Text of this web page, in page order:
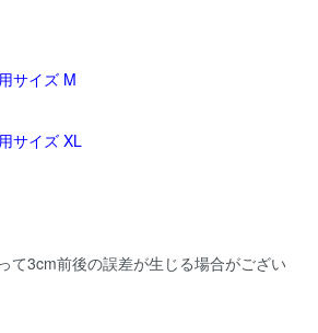
サイズ M
サイズ XL
て3cm前後の誤差が生じる場合がござい